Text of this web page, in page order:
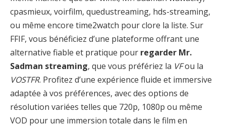
cpasmieux, voirfilm, quedustreaming, hds-streaming,
ou même encore time2watch pour clore la liste. Sur
FFIF, vous bénéficiez d’une plateforme offrant une
alternative fiable et pratique pour regarder Mr.
Sadman streaming, que vous préfériez la VFou la
VOSTFR. Profitez d’une expérience fluide et immersive
adaptée à vos préférences, avec des options de
résolution variées telles que 720p, 1080p ou même
VOD pour une immersion totale dans le film en